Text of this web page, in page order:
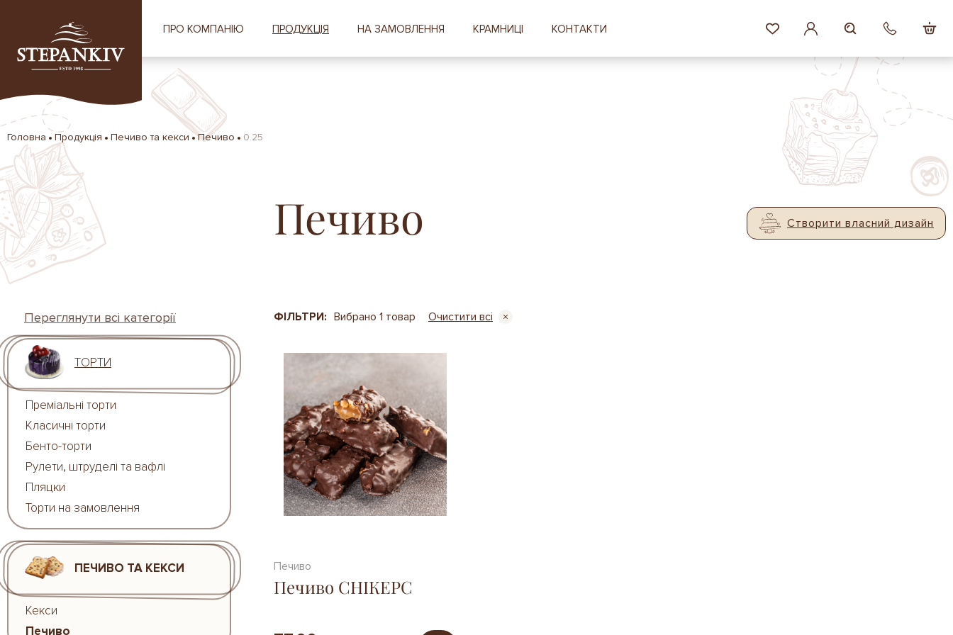
ПРО КОМПАНІЮ ПРОДУКЦІЯ НА ЗАМОВЛЕННЯ КРАМНИЦІ КОНТАКТИ
Головна Продукція Печиво та кекси Печиво 0.25
Печиво Створити власний дизайн
Переглянути всі категорії
ТОРТИ
Преміальні торти
Класичні торти
Бенто-торти
Рулети, штруделі та вафлі
Пляцки
Торти на замовлення
ПЕЧИВО ТА КЕКСИ
Кекси
Печиво
ФІЛЬТРИ: Вибрано 1 товар Очистити всі
Печиво
Печиво СНІКЕРС